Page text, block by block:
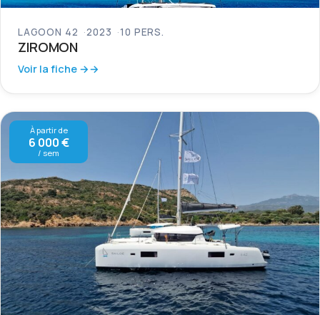
LAGOON 42 2023 10 PERS.
ZIROMON
Voir la fiche →
À partir de
6 000 €
/ sem